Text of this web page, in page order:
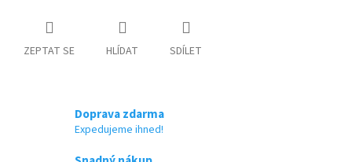
ZEPTAT SE HLÍDAT SDÍLET
Doprava zdarma
Expedujeme ihned!